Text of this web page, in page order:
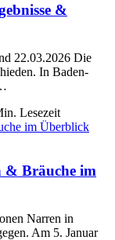
&
22.03.2026 Die
In Baden-
Lesezeit
& Bräuche im
Narren in
Am 5. Januar